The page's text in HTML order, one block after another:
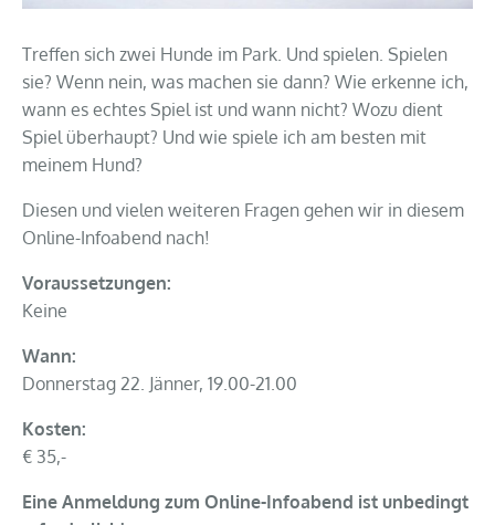
Treffen sich zwei Hunde im Park. Und spielen. Spielen
sie? Wenn nein, was machen sie dann? Wie erkenne ich,
wann es echtes Spiel ist und wann nicht? Wozu dient
Spiel überhaupt? Und wie spiele ich am besten mit
meinem Hund?
Diesen und vielen weiteren Fragen gehen wir in diesem
Online-Infoabend nach!
Voraussetzungen:
Keine
Wann:
Donnerstag 22. Jänner, 19.00-21.00
Kosten:
€ 35,-
Eine Anmeldung zum Online-Infoabend ist unbedingt